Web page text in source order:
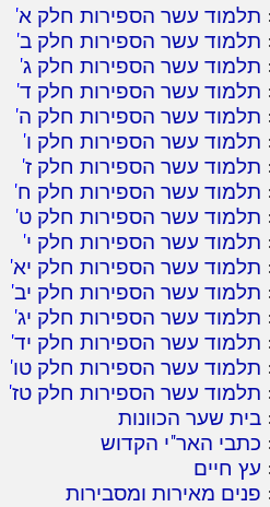
תלמוד עשר הספירות חלק א'
תלמוד עשר הספירות חלק ב'
תלמוד עשר הספירות חלק ג'
תלמוד עשר הספירות חלק ד'
תלמוד עשר הספירות חלק ה'
תלמוד עשר הספירות חלק ו'
תלמוד עשר הספירות חלק ז'
תלמוד עשר הספירות חלק ח'
תלמוד עשר הספירות חלק ט'
תלמוד עשר הספירות חלק י'
תלמוד עשר הספירות חלק יא'
תלמוד עשר הספירות חלק יב'
תלמוד עשר הספירות חלק יג'
תלמוד עשר הספירות חלק יד'
תלמוד עשר הספירות חלק טו'
תלמוד עשר הספירות חלק טז'
בית שער הכוונות
כתבי האר"י הקדוש
עץ חיים
פנים מאירות ומסבירות